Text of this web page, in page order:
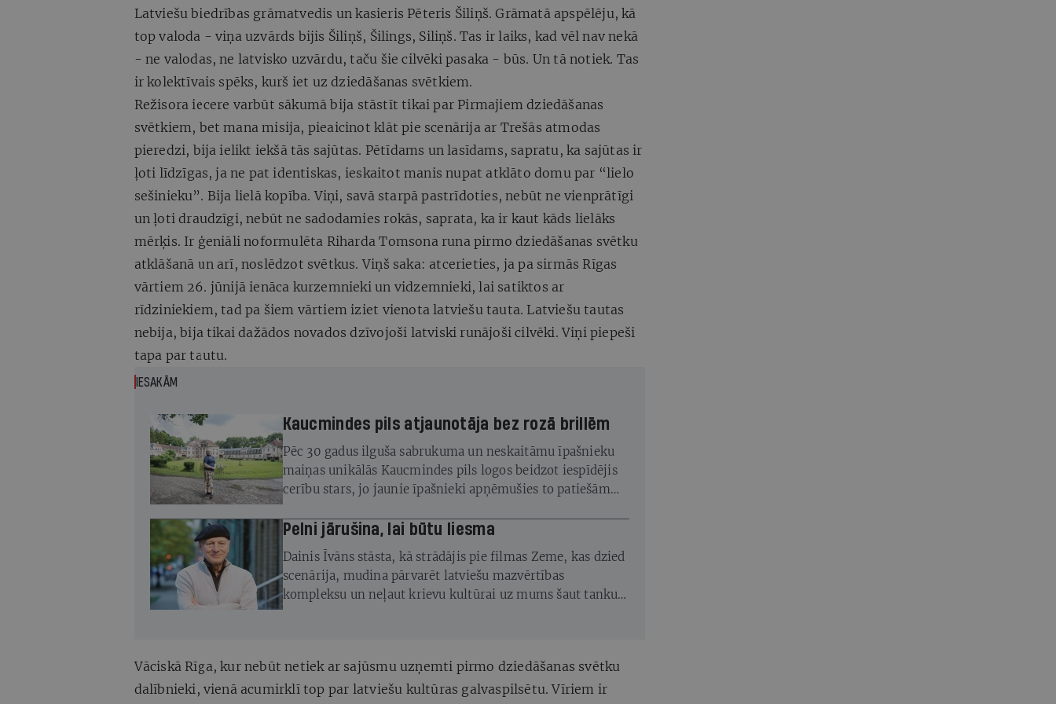
Latviešu biedrības grāmatvedis un kasieris Pēteris Šiliņš. Grāmatā apspēlēju, kā
top valoda - viņa uzvārds bijis Šiliņš, Šilings, Siliņš. Tas ir laiks, kad vēl nav nekā
- ne valodas, ne latvisko uzvārdu, taču šie cilvēki pasaka - būs. Un tā notiek. Tas
ir kolektīvais spēks, kurš iet uz dziedāšanas svētkiem.
Režisora iecere varbūt sākumā bija stāstīt tikai par Pirmajiem dziedāšanas
svētkiem, bet mana misija, pieaicinot klāt pie scenārija ar Trešās atmodas
pieredzi, bija ielikt iekšā tās sajūtas. Pētīdams un lasīdams, sapratu, ka sajūtas ir
ļoti līdzīgas, ja ne pat identiskas, ieskaitot manis nupat atklāto domu par “lielo
sešinieku”. Bija lielā kopība. Viņi, savā starpā pastrīdoties, nebūt ne vienprātīgi
un ļoti draudzīgi, nebūt ne sadodamies rokās, saprata, ka ir kaut kāds lielāks
mērķis. Ir ģeniāli noformulēta Riharda Tomsona runa pirmo dziedāšanas svētku
atklāšanā un arī, noslēdzot svētkus. Viņš saka: atcerieties, ja pa sirmās Rīgas
vārtiem 26. jūnijā ienāca kurzemnieki un vidzemnieki, lai satiktos ar
rīdziniekiem, tad pa šiem vārtiem iziet vienota latviešu tauta. Latviešu tautas
nebija, bija tikai dažādos novados dzīvojoši latviski runājoši cilvēki. Viņi piepeši
tapa par tautu.
IESAKĀM
Kaucmindes pils atjaunotāja bez rozā brillēm
Pēc 30 gadus ilguša sabrukuma un neskaitāmu īpašnieku
maiņas unikālās Kaucmindes pils logos beidzot iespīdējis
cerību stars, jo jaunie īpašnieki apņēmušies to patiešām
atjaunot
Pelni jārušina, lai būtu liesma
Dainis Īvāns stāsta, kā strādājis pie filmas Zeme, kas dzied
scenārija, mudina pārvarēt latviešu mazvērtības
kompleksu un neļaut krievu kultūrai uz mums šaut tanku
vietā
Vāciskā Rīga, kur nebūt netiek ar sajūsmu uzņemti pirmo dziedāšanas svētku
dalībnieki, vienā acumirklī top par latviešu kultūras galvaspilsētu. Vīriem ir